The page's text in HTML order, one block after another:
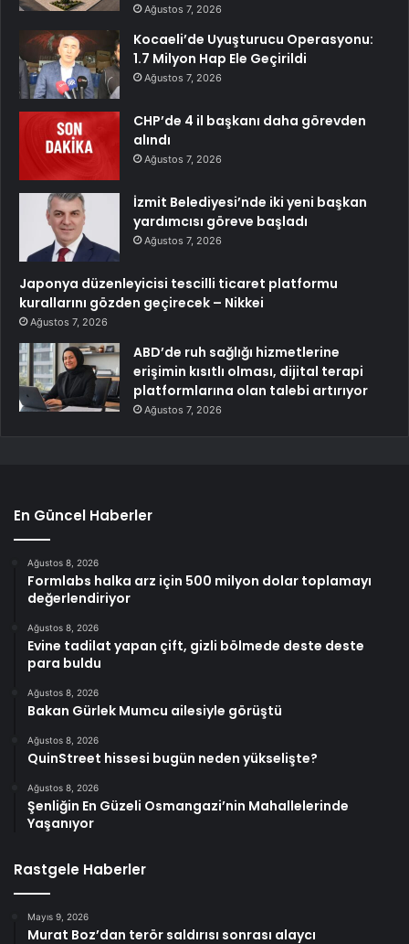
Ağustos 7, 2026
Kocaeli’de Uyuşturucu Operasyonu:
1.7 Milyon Hap Ele Geçirildi
Ağustos 7, 2026
CHP’de 4 il başkanı daha görevden
alındı
Ağustos 7, 2026
İzmit Belediyesi’nde iki yeni başkan
yardımcısı göreve başladı
Ağustos 7, 2026
Japonya düzenleyicisi tescilli ticaret platformu
kurallarını gözden geçirecek – Nikkei
Ağustos 7, 2026
ABD’de ruh sağlığı hizmetlerine
erişimin kısıtlı olması, dijital terapi
platformlarına olan talebi artırıyor
Ağustos 7, 2026
En Güncel Haberler
Ağustos 8, 2026
Formlabs halka arz için 500 milyon dolar toplamayı
değerlendiriyor
Ağustos 8, 2026
Evine tadilat yapan çift, gizli bölmede deste deste
para buldu
Ağustos 8, 2026
Bakan Gürlek Mumcu ailesiyle görüştü
Ağustos 8, 2026
QuinStreet hissesi bugün neden yükselişte?
Ağustos 8, 2026
Şenliğin En Güzeli Osmangazi’nin Mahallelerinde
Yaşanıyor
Rastgele Haberler
Mayıs 9, 2026
Murat Boz’dan terör saldırısı sonrası alaycı